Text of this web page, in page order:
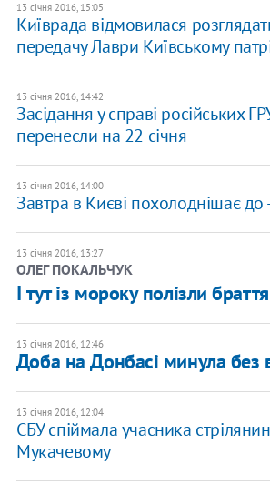
13 січня 2016, 15:05
Київрада відмовилася
передачу Лаври Київському
13 січня 2016, 14:42
Засідання у справі російських
перенесли на 22 січня
13 січня 2016, 14:00
Завтра в Києві похолоднішає до
13 січня 2016, 13:27
ОЛЕГ ПОКАЛЬЧУК
І тут із мороку полізли браття
13 січня 2016, 12:46
Доба на Донбасі минула без
13 січня 2016, 12:04
СБУ спіймала учасника
Мукачевому